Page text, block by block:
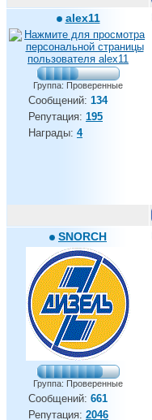
alex11
Группа: Проверенные
Сообщений: 134
Репутация: 195
Награды: 4
SNORCH
Группа: Проверенные
Сообщений: 661
Репутация: 2046